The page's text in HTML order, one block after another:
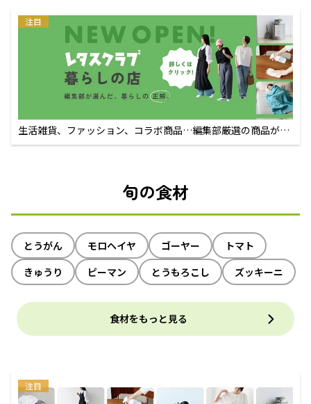
注目
生活雑貨、ファッション、コラボ商品…編集部厳選の商品が買
えるECサイト
旬の食材
とうがん モロヘイヤ ゴーヤー
トマト
きゅうり
ピーマン とうもろこし ズッキーニ
食材をもっと見る
注目